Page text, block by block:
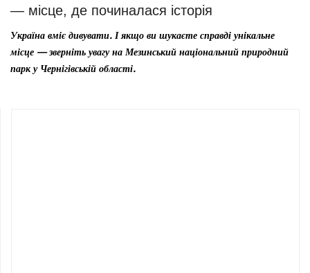
— місце, де починалася історія
Україна вміє дивувати. І якщо ви шукаєте справді унікальне
місце — зверніть увагу на Мезинський національний природний
парк у Чернігівській області.